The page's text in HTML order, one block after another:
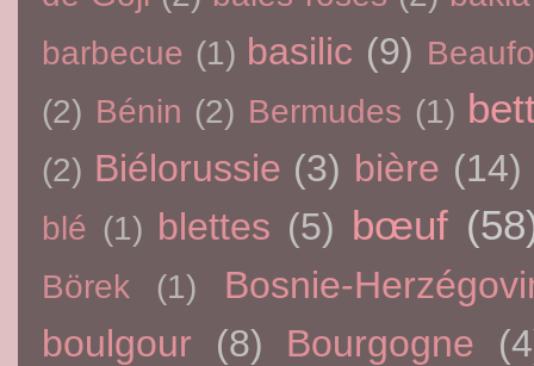
barbecue (1) basilic (9)
(2) Bénin (2) Bermudes (1)
(2) Biélorussie (3) bière (14)
blé (1) blettes (5) bœuf
Börek (1)
Bosnie-
boulgour
(8) Bourgogne